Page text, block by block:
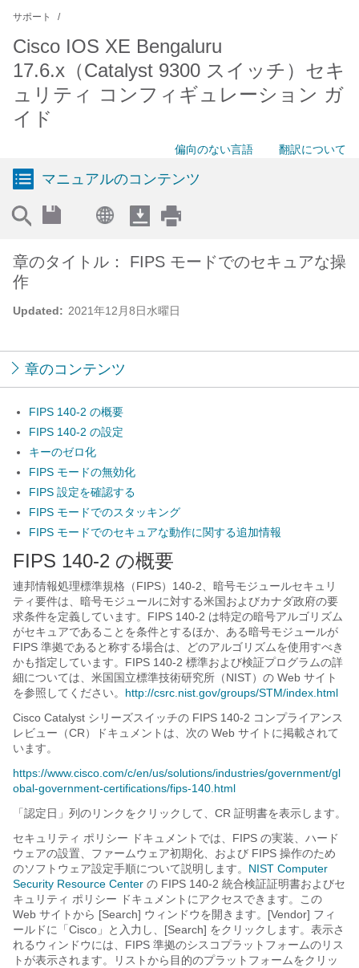
サポート
Cisco IOS XE Bengaluru
17.6.x（Catalyst 9300 スイッチ）セキ
ュリティ コンフィギュレーション ガ
イド
偏向のない言語 翻訳について
マニュアルのコンテンツ
Updated: 2021年12月8日水曜日
章のタイトル： FIPS モードでのセキュアな操
作
章のコンテンツ
FIPS 140-2 の概要
FIPS 140-2 の設定
キーのゼロ化
FIPS モードの無効化
FIPS 設定を確認する
FIPS モードでのスタッキング
FIPS モードでのセキュアな動作に関する追加情報
FIPS 140-2 の概要
連邦情報処理標準規格（FIPS）140-2、暗号モジュールセキュリ
ティ要件は、暗号モジュールに対する米国およびカナダ政府の要
求条件を定義しています。FIPS 140-2 は特定の暗号アルゴリズム
がセキュアであることを条件とするほか、ある暗号モジュールが
FIPS 準拠であると称する場合は、どのアルゴリズムを使用すべき
かも指定しています。FIPS 140-2 標準および検証プログラムの詳
細については、米国国立標準技術研究所（NIST）の Web サイト
を参照してください。 http://csrc.nist.gov/groups/STM/index.html
Cisco Catalyst シリーズスイッチの FIPS 140-2 コンプライアンス
レビュー（CR）ドキュメントは、次の Web サイトに掲載されて
います。
https://www.cisco.com/c/en/us/solutions/industries/government/gl
obal-government-certifications/fips-140.html
「認定日」列のリンクをクリックして、CR 証明書を表示します。
セキュリティ ポリシー ドキュメントでは、FIPS の実装、ハード
ウェアの設置、ファームウェア初期化、および FIPS 操作のため
のソフトウェア設定手順について説明します。 NIST Computer
Security Resource Center の FIPS 140-2 統合検証証明書およびセ
キュリティ ポリシー ドキュメントにアクセスできます。この
Web サイトから [Search] ウィンドウを開きます。[Vendor] フィ
ールドに「Cisco」と入力し、[Search] をクリックします。表示さ
れるウィンドウには、FIPS 準拠のシスコプラットフォームのリス
トが表示されます。リストから目的のプラットフォームをクリッ